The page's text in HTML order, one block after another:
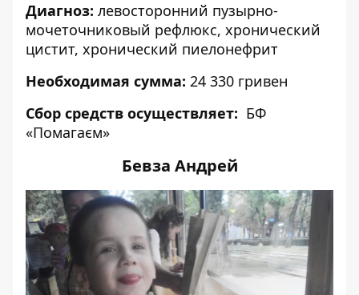
Диагноз: левосторонний пузырно-
мочеточниковый рефлюкс, хронический
цистит, хронический пиелонефрит
Необходимая сумма: 24 330 гривен
Сбор средств осуществляет: БФ
«Помагаєм»
Бевза Андрей